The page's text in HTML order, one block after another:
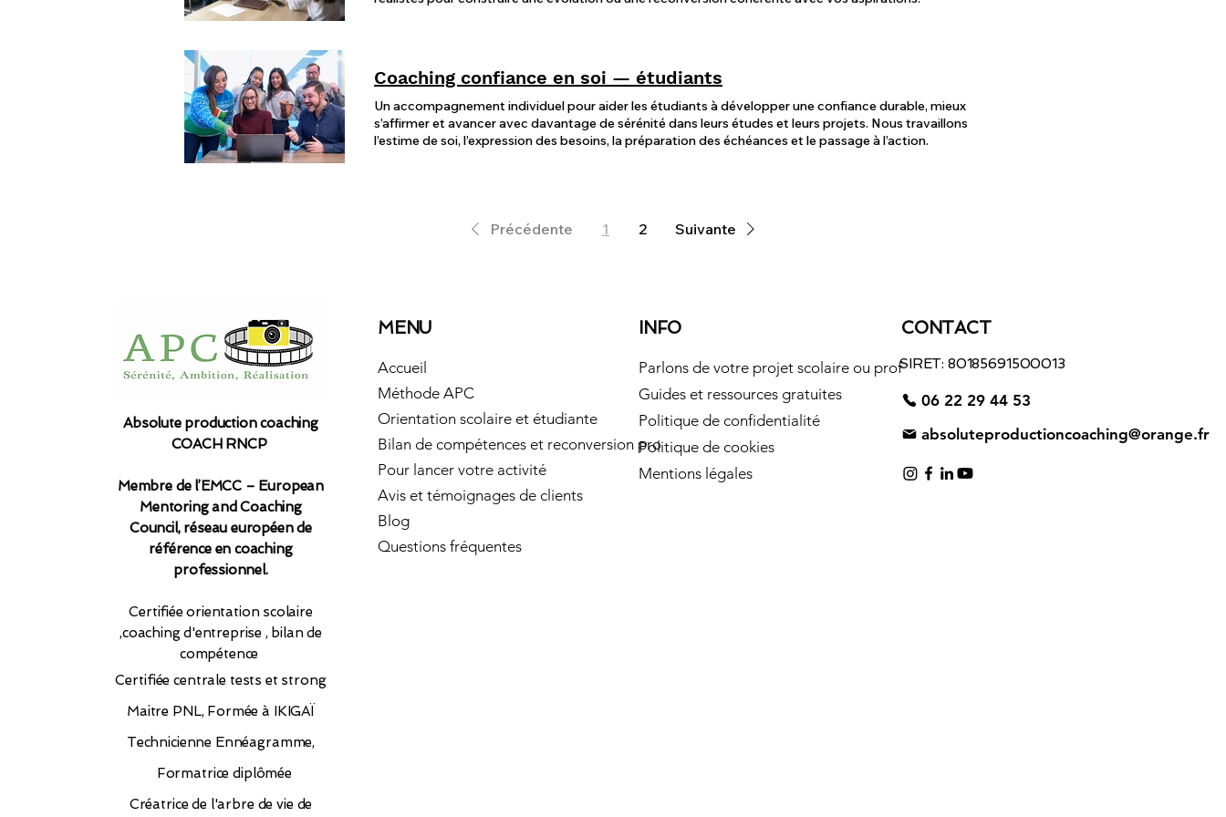
Coaching confiance en soi — étudiants
Un accompagnement individuel pour aider les étudiants à développer une confiance durable, mieux
s’affirmer et avancer avec davantage de sérénité dans leurs études et leurs projets. Nous travaillons
l’estime de soi, l’expression des besoins, la préparation des échéances et le passage à l’action.
Précédente 1 2 Suivante
Absolute production coaching
COACH RNCP
Membre de l’EMCC – European
Mentoring and Coaching
Council, réseau européen de
référence en coaching
professionnel.​
Certifiée orientation scolaire
,coaching d'entreprise , bilan de
compétence
Certifiée centrale tests et strong
Maitre PNL, Formée à IKIGAÏ
Technicienne Ennéagramme,
Formatrice diplômée
Créatrice de l'arbre de vie de
MENU
Accueil
Méthode APC
Orientation scolaire et étudiante
Bilan de compétences et reconversion pro
Pour lancer votre activité
Avis et témoignages de clients
Blog
Questions fréquentes
INFO
Parlons de votre projet scolaire ou prof
Guides et ressources gratuites
Politique de confidentialité
Politique de cookies
Mentions légales
CONTACT
SIRET: 80185691500013
06 22 29 44 53
absoluteproductioncoaching@orange.fr